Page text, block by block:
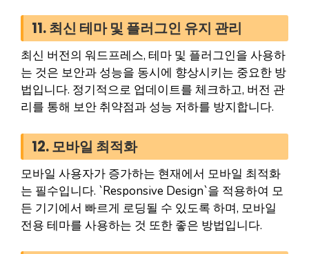
11. 최신 테마 및 플러그인 유지 관리
최신 버전의 워드프레스, 테마 및 플러그인을 사용하
는 것은 보안과 성능을 동시에 향상시키는 중요한 방
법입니다. 정기적으로 업데이트를 체크하고, 버전 관
리를 통해 보안 취약점과 성능 저하를 방지합니다.
12. 모바일 최적화
모바일 사용자가 증가하는 현재에서 모바일 최적화
는 필수입니다. `Responsive Design`을 적용하여 모
든 기기에서 빠르게 로딩될 수 있도록 하며, 모바일
전용 테마를 사용하는 것 또한 좋은 방법입니다.